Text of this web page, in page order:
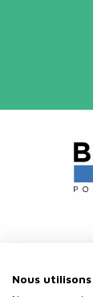
Nous